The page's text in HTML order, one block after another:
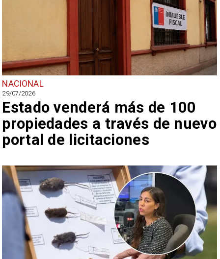
NACIONAL
29/07/2026
Estado venderá más de 100
propiedades a través de nuevo
portal de licitaciones